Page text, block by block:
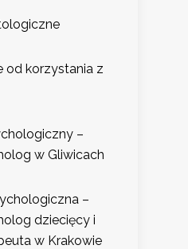
od korzystania z
–
w Gliwicach
–
dziecięcy i
w Krakowie